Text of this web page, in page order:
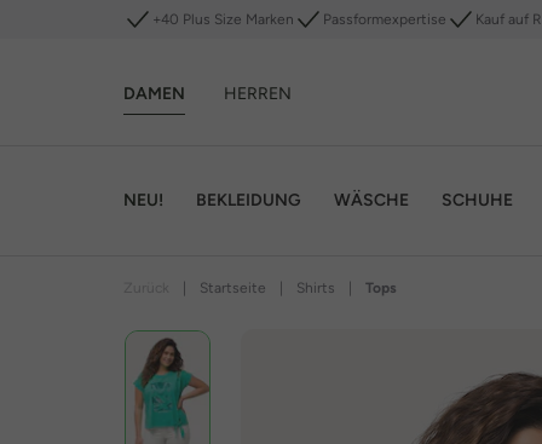
+40 Plus Size Marken Passformexpertise Kauf auf
DAMEN HERREN
NEU! BEKLEIDUNG WÄSCHE SCHUHE
Startseite Shirts Tops